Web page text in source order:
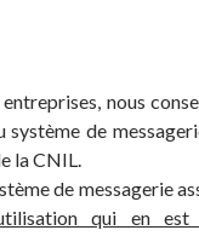
nous
de
la CNIL.
de messagerie
qui en